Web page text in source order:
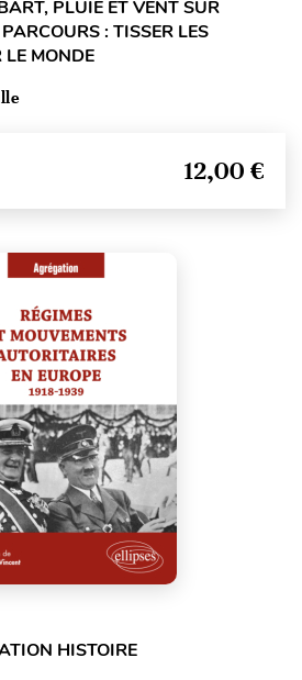
PLUIE ET VENT SUR
: TISSER LES
LE MONDE
12,00 €
HISTOIRE